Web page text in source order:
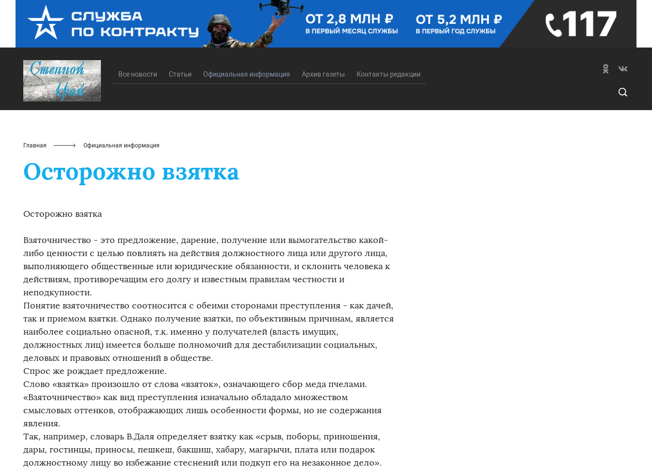
Все новости Статьи Официальная информация Архив газеты Контакты редакции
Главная Официальная информация
Осторожно взятка
Осторожно взятка
Взяточничество - это предложение, дарение, получение или вымогательство какой-
либо ценности с целью повлиять на действия должностного лица или другого лица,
выполняющего общественные или юридические обязанности, и склонить человека к
действиям, противоречащим его долгу и известным правилам честности и
неподкупности.
Понятие взяточничество соотносится с обеими сторонами преступления - как дачей,
так и приемом взятки. Однако получение взятки, по объективным причинам, является
наиболее социально опасной, т.к. именно у получателей (власть имущих,
должностных лиц) имеется больше полномочий для дестабилизации социальных,
деловых и правовых отношений в обществе.
Спрос же рождает предложение.
Слово «взятка» произошло от слова «взяток», означающего сбор меда пчелами.
«Взяточничество» как вид преступления изначально обладало множеством
смысловых оттенков, отображающих лишь особенности формы, но не содержания
явления.
Так, например, словарь В.Даля определяет взятку как «срыв, поборы, приношения,
дары, гостинцы, приносы, пешкеш, бакшиш, хабару, магарычи, плата или подарок
должностному лицу во избежание стеснений или подкуп его на незаконное дело».